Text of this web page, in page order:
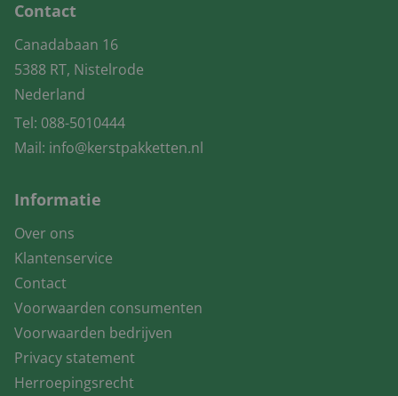
Contact
Canadabaan 16
5388 RT, Nistelrode
Nederland
Tel: 088-5010444
Mail: info@kerstpakketten.nl
Informatie
Over ons
Klantenservice
Contact
Voorwaarden consumenten
Voorwaarden bedrijven
Privacy statement
Herroepingsrecht